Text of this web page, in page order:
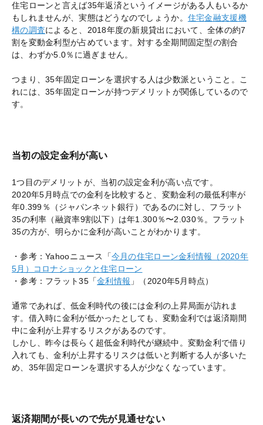
住宅ローンと言えば35年返済というイメージがある人もいるか
もしれませんが、実態はどうなのでしょうか。 住宅金融支援機
構の調査によると、2018年度の新規貸出において、全体の約7
割を変動金利型が占めています。対する全期間固定型の割合
は、わずか5.0％に過ぎません。
つまり、35年固定ローンを選択する人は少数派ということ。こ
れには、35年固定ローンが持つデメリットが関係しているので
す。
当初の設定金利が高い
1つ目のデメリットが、当初の設定金利が高い点です。
2020年5月時点での金利を比較すると、変動金利の最低利率が
年0.399％（ジャパンネット銀行）であるのに対し、フラット
35の利率（融資率9割以下）は年1.300％〜2.030％。フラット
35の方が、明らかに金利が高いことがわかります。
・参考：Yahooニュース「今月の住宅ローン金利情報（2020年
5月）コロナショックと住宅ローン
・参考：フラット35「金利情報 」（2020年5月時点）
通常であれば、低金利時代の後には金利の上昇局面が訪れま
す。借入時に金利が低かったとしても、変動金利では返済期間
中に金利が上昇するリスクがあるのです。
しかし、昨今は長らく超低金利時代が継続中。変動金利で借り
入れても、金利が上昇するリスクは低いと判断する人が多いた
め、35年固定ローンを選択する人が少なくなっています。
返済期間が長いので先が見通せない